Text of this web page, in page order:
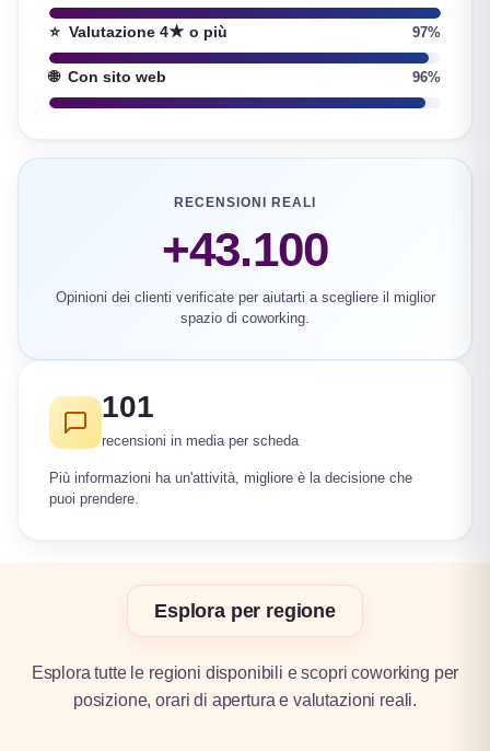
⭐ Valutazione 4★ o più 97%
🌐 Con sito web 96%
RECENSIONI REALI
+43.100
Opinioni dei clienti verificate per aiutarti a scegliere il miglior
spazio di coworking.
101
recensioni in media per scheda
Più informazioni ha un'attività, migliore è la decisione che
puoi prendere.
Esplora per regione
Esplora tutte le regioni disponibili e scopri coworking per
posizione, orari di apertura e valutazioni reali.